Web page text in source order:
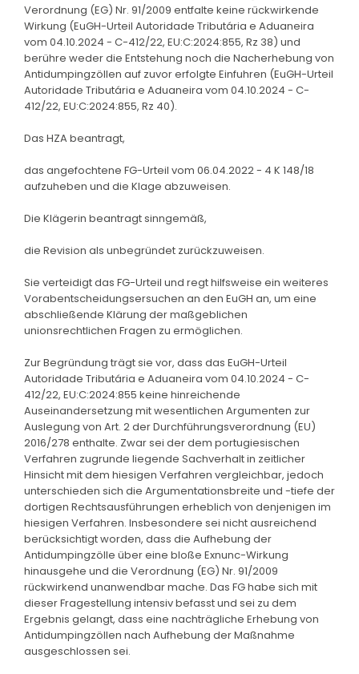
Verordnung (EG) Nr. 91/2009 entfalte keine rückwirkende
Wirkung (EuGH-Urteil Autoridade Tributária e Aduaneira
vom 04.10.2024 - C-412/22, EU:C:2024:855, Rz 38) und
berühre weder die Entstehung noch die Nacherhebung von
Antidumpingzöllen auf zuvor erfolgte Einfuhren (EuGH-Urteil
Autoridade Tributária e Aduaneira vom 04.10.2024 - C-
412/22, EU:C:2024:855, Rz 40).
Das HZA beantragt,
das angefochtene FG-Urteil vom 06.04.2022 - 4 K 148/18
aufzuheben und die Klage abzuweisen.
Die Klägerin beantragt sinngemäß,
die Revision als unbegründet zurückzuweisen.
Sie verteidigt das FG-Urteil und regt hilfsweise ein weiteres
Vorabentscheidungsersuchen an den EuGH an, um eine
abschließende Klärung der maßgeblichen
unionsrechtlichen Fragen zu ermöglichen.
Zur Begründung trägt sie vor, dass das EuGH-Urteil
Autoridade Tributária e Aduaneira vom 04.10.2024 - C-
412/22, EU:C:2024:855 keine hinreichende
Auseinandersetzung mit wesentlichen Argumenten zur
Auslegung von Art. 2 der Durchführungsverordnung (EU)
2016/278 enthalte. Zwar sei der dem portugiesischen
Verfahren zugrunde liegende Sachverhalt in zeitlicher
Hinsicht mit dem hiesigen Verfahren vergleichbar, jedoch
unterschieden sich die Argumentationsbreite und -tiefe der
dortigen Rechtsausführungen erheblich von denjenigen im
hiesigen Verfahren. Insbesondere sei nicht ausreichend
berücksichtigt worden, dass die Aufhebung der
Antidumpingzölle über eine bloße Exnunc-Wirkung
hinausgehe und die Verordnung (EG) Nr. 91/2009
rückwirkend unanwendbar mache. Das FG habe sich mit
dieser Fragestellung intensiv befasst und sei zu dem
Ergebnis gelangt, dass eine nachträgliche Erhebung von
Antidumpingzöllen nach Aufhebung der Maßnahme
ausgeschlossen sei.